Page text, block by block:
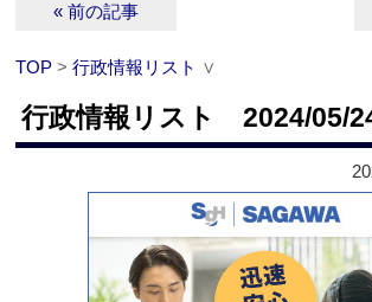
« 前の記事
TOP >行政情報リスト ∨
行政情報リスト 2024/05/